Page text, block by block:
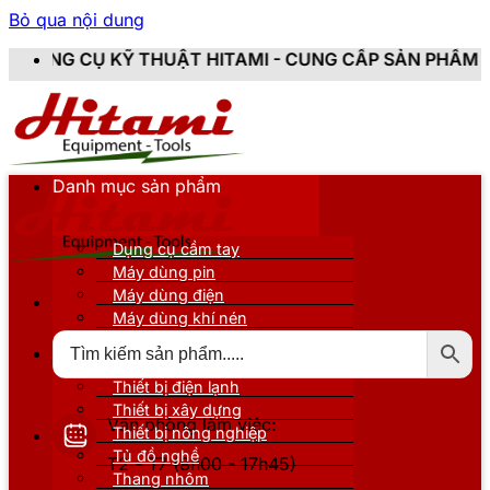
Bỏ qua nội dung
HITAMI - CUNG CẤP SẢN PHẨM CHÍNH HÃNG,
Văn phòng làm việc:
T2 - T7 (8h00 - 17h45)
Danh mục sản phẩm
Dụng cụ cầm tay
Máy dùng pin
Máy dùng điện
Máy dùng khí nén
Thiết bị nâng đỡ
Thiết bị điện lạnh
Thiết bị xây dựng
Thiết bị nông nghiệp
Tủ đồ nghề
Thang nhôm